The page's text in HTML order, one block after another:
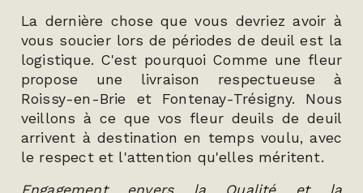
La dernière chose que vous devriez avoir à
vous soucier lors de périodes de deuil est la
logistique. C'est pourquoi Comme une fleur
propose une livraison respectueuse à
Roissy-en-Brie et Fontenay-Trésigny. Nous
veillons à ce que vos fleur deuils de deuil
arrivent à destination en temps voulu, avec
le respect et l'attention qu'elles méritent.